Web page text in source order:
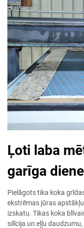
Ļoti laba
garīga
Pielāgots tika koka
ekstrēmas jūras
izskatu. Tikas koka
silīcija un eļļu